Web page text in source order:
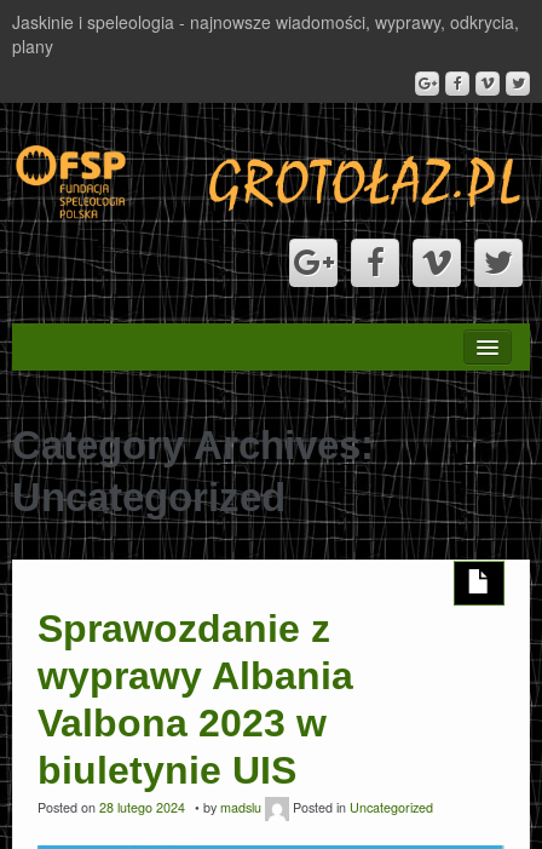
Jaskinie i speleologia - najnowsze wiadomości, wyprawy, odkrycia,
plany
PROJEKT VALBONA
NAGRODA
SZACHOWNICA
CAVE SNIPER
O FUNDACJI
Category Archives:
Uncategorized
Sprawozdanie z
wyprawy Albania
Valbona 2023 w
biuletynie UIS
Posted on 28 lutego 2024 by madslu Posted in Uncategorized